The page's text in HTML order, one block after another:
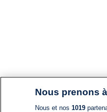
Nous prenons
Nous et nos 1019